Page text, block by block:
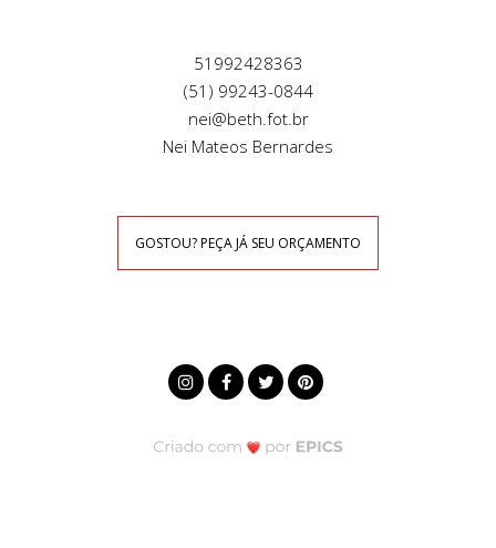
51992428363
(51) 99243-0844
nei@beth.fot.br
Nei Mateos Bernardes
GOSTOU? PEÇA JÁ SEU ORÇAMENTO